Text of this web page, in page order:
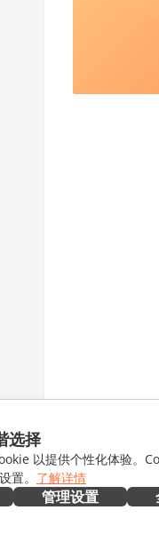
选择
以提供个性化体验。
置。 了解详情
管理设置